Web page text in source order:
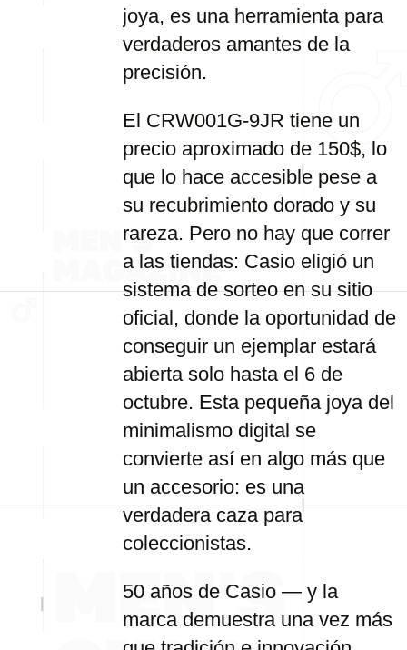
joya, es una herramienta para
verdaderos amantes de la
precisión.
El CRW001G-9JR tiene un
precio aproximado de 150$, lo
que lo hace accesible pese a
su recubrimiento dorado y su
rareza. Pero no hay que correr
a las tiendas: Casio eligió un
sistema de sorteo en su sitio
oficial, donde la oportunidad de
conseguir un ejemplar estará
abierta solo hasta el 6 de
octubre. Esta pequeña joya del
minimalismo digital se
convierte así en algo más que
un accesorio: es una
verdadera caza para
coleccionistas.
50 años de Casio — y la
marca demuestra una vez más